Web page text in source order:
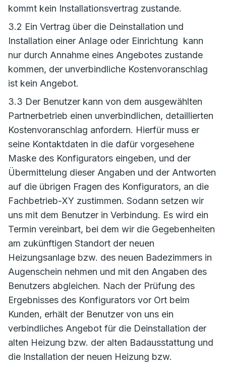
kommt kein Installationsvertrag zustande.
3.2 Ein Vertrag über die Deinstallation und
Installation einer Anlage oder Einrichtung kann
nur durch Annahme eines Angebotes zustande
kommen, der unverbindliche Kostenvoranschlag
ist kein Angebot.
3.3 Der Benutzer kann von dem ausgewählten
Partnerbetrieb einen unverbindlichen, detaillierten
Kostenvoranschlag anfordern. Hierfür muss er
seine Kontaktdaten in die dafür vorgesehene
Maske des Konfigurators eingeben, und der
Übermittelung dieser Angaben und der Antworten
auf die übrigen Fragen des Konfigurators, an die
Fachbetrieb-XY zustimmen. Sodann setzen wir
uns mit dem Benutzer in Verbindung. Es wird ein
Termin vereinbart, bei dem wir die Gegebenheiten
am zukünftigen Standort der neuen
Heizungsanlage bzw. des neuen Badezimmers in
Augenschein nehmen und mit den Angaben des
Benutzers abgleichen. Nach der Prüfung des
Ergebnisses des Konfigurators vor Ort beim
Kunden, erhält der Benutzer von uns ein
verbindliches Angebot für die Deinstallation der
alten Heizung bzw. der alten Badausstattung und
die Installation der neuen Heizung bzw.